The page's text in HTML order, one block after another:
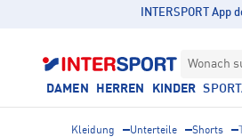
INTERSPORT App
Wonach
DAMEN HERREN KINDER
Kleidung Unterteile Shorts